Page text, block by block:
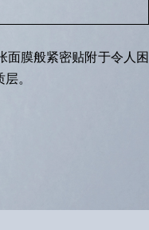
面膜般紧密贴附于令人困
。